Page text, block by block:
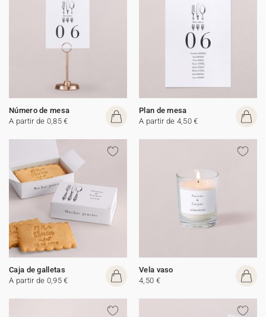
Número de mesa
A partir de 0,85 €
Plan de mesa
A partir de 4,50 €
Caja de galletas
A partir de 0,95 €
Vela vaso
4,50 €